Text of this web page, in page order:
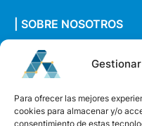
Para ofrecer las mejores
cookies para almacenar y/o
consentimiento de estas
| SOBRE NOSOTROS
Quiénes somos
Envíanos un mensaje